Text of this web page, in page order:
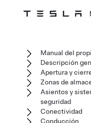
Manual del
Descripción
Apertura y
Zonas de
Asientos y
seguridad
Conectividad
Conducción